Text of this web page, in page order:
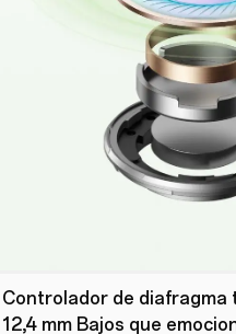
Controlador de diafragma
12,4 mm Bajos que